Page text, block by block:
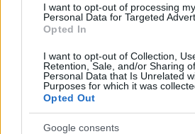
I want to opt-out of processing my
Personal Data for Targeted
Opted In
I want to opt-out of Collection,
Retention, Sale, and/or Sharing
Personal Data that Is Unrelated
Purposes for which it was
Opted Out
Google consents
200910379.html
Reply
Stereoscope